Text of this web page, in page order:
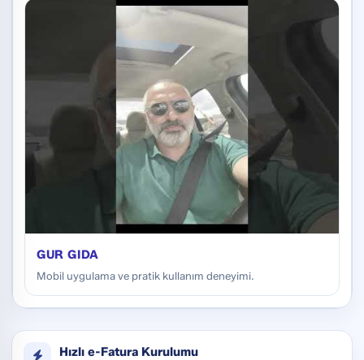
GUR GIDA
Mobil uygulama ve pratik kullanım deneyimi.
Hızlı e-Fatura Kurulumu